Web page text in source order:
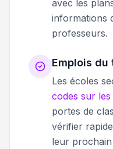
avec les
informations
professeurs.
Emplois
Les écoles
codes sur
portes de
vérifier
leur